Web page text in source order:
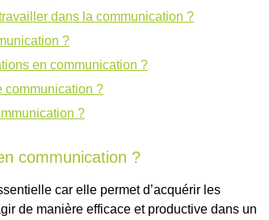
dans la communication ?
?
en communication ?
communication ?
?
communication ?
car elle permet d’acquérir les
de manière efficace et productive dans un